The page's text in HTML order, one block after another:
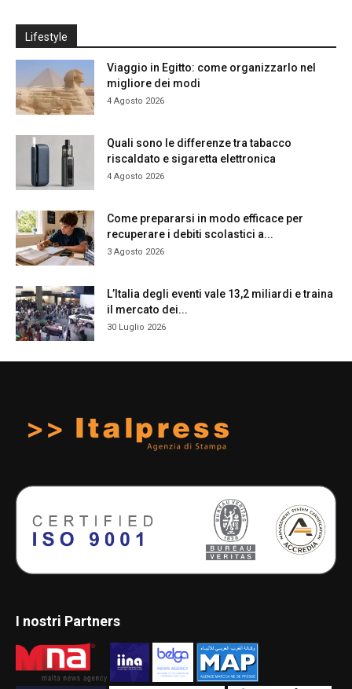
Lifestyle
Viaggio in Egitto: come organizzarlo nel
migliore dei modi
4 Agosto 2026
Quali sono le differenze tra tabacco
riscaldato e sigaretta elettronica
4 Agosto 2026
Come prepararsi in modo efficace per
recuperare i debiti scolastici a...
3 Agosto 2026
L’Italia degli eventi vale 13,2 miliardi e traina
il mercato dei...
30 Luglio 2026
I nostri Partners